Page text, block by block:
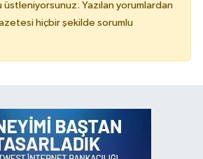
üstleniyorsunuz. Yazılan yorumlardan
hiçbir şekilde sorumlu